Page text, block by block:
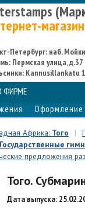
магазин
Петербург: наб.
Пермская улица, д.37
Kannusillankatu
ФИРМЕ
Оформление
Африка: Того |
Государственные
предложения
Того.
Дата выпуска: